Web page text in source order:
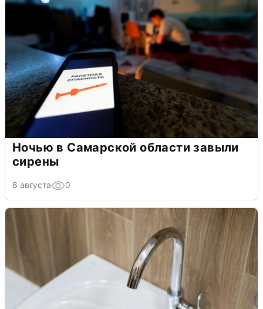
Ночью в Самарской области завыли
сирены
8 августа 0